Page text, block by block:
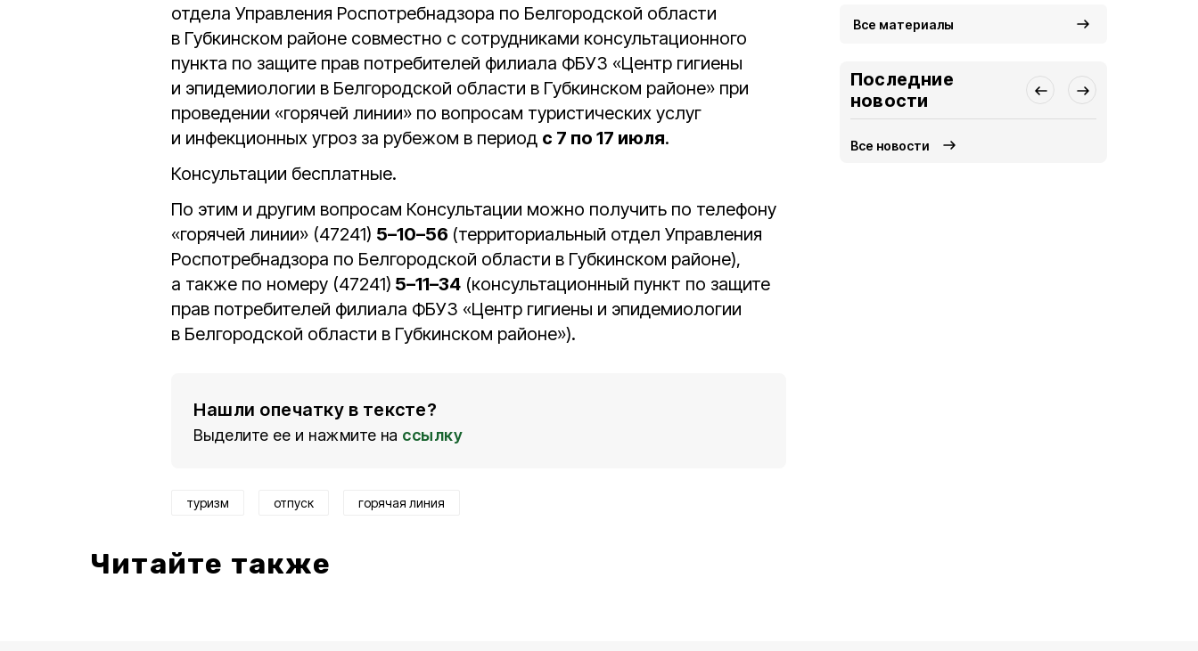
отдела Управления Роспотребнадзора по Белгородской области
в Губкинском районе совместно с сотрудниками консультационного
пункта по защите прав потребителей филиала ФБУЗ «Центр гигиены
и эпидемиологии в Белгородской области в Губкинском районе» при
проведении «горячей линии» по вопросам туристических услуг
и инфекционных угроз за рубежом в период с 7 по 17 июля.
Консультации бесплатные.
По этим и другим вопросам Консультации можно получить по телефону
«горячей линии» (47241) 5–10–56 (территориальный отдел Управления
Роспотребнадзора по Белгородской области в Губкинском районе),
а также по номеру (47241) 5–11–34 (консультационный пункт по защите
прав потребителей филиала ФБУЗ «Центр гигиены и эпидемиологии
в Белгородской области в Губкинском районе»).
Нашли опечатку в тексте?
Выделите ее и нажмите на ссылку
туризм отпуск горячая линия
Читайте также
Все материалы
Последние
новости
Все новости